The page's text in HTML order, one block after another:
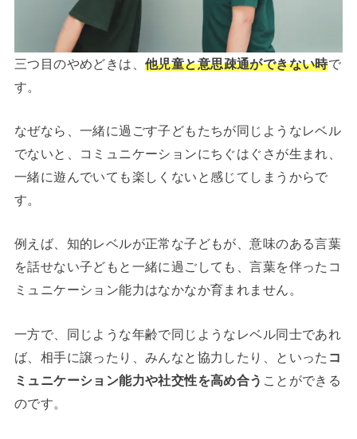
三つ目のやめどきは、他児童と意思疎通ができない時で
す。
なぜなら、一緒に過ごす子どもたちが同じようなレベル
でないと、コミュニケーションにちぐはぐさが生まれ、
一緒に遊んでいても楽しくないと感じてしまうからで
す。
例えば、知的レベルが正常な子どもが、意味のある言葉
を話せない子どもと一緒に過ごしても、言葉を伴ったコ
ミュニケーション能力はなかなか育まれません。
一方で、同じような年齢で同じようなレベル同士であれ
ば、相手に譲ったり、みんなと協力したり、といった コ
ミュニケーション能力や社交性を高め合う ことができる
のです。